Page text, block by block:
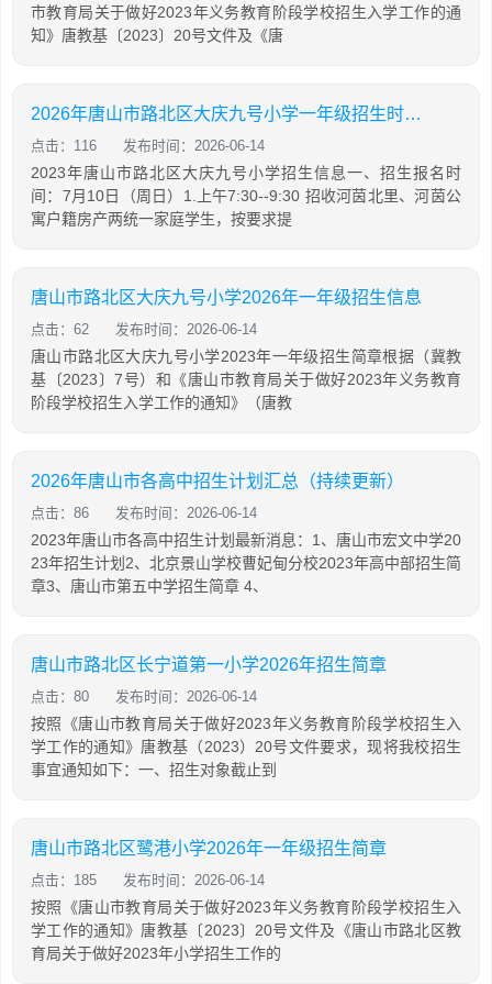
市教育局关于做好2023年义务教育阶段学校招生入学工作的通
知》唐教基〔2023〕20号文件及《唐
2026年唐山市路北区大庆九号小学一年级招生时间+地点
点击：116 发布时间：2026-06-14
2023年唐山市路北区大庆九号小学招生信息一、招生报名时
间：7月10日（周日）1.上午7:30--9:30 招收河茵北里、河茵公
寓户籍房产两统一家庭学生，按要求提
唐山市路北区大庆九号小学2026年一年级招生信息
点击：62 发布时间：2026-06-14
唐山市路北区大庆九号小学2023年一年级招生简章根据（冀教
基〔2023〕7号）和《唐山市教育局关于做好2023年义务教育
阶段学校招生入学工作的通知》（唐教
2026年唐山市各高中招生计划汇总（持续更新）
点击：86 发布时间：2026-06-14
2023年唐山市各高中招生计划最新消息：1、唐山市宏文中学20
23年招生计划2、北京景山学校曹妃甸分校2023年高中部招生简
章3、唐山市第五中学招生简章 4、
唐山市路北区长宁道第一小学2026年招生简章
点击：80 发布时间：2026-06-14
按照《唐山市教育局关于做好2023年义务教育阶段学校招生入
学工作的通知》唐教基（2023）20号文件要求，现将我校招生
事宜通知如下：一、招生对象截止到
唐山市路北区鹭港小学2026年一年级招生简章
点击：185 发布时间：2026-06-14
按照《唐山市教育局关于做好2023年义务教育阶段学校招生入
学工作的通知》唐教基〔2023〕20号文件及《唐山市路北区教
育局关于做好2023年小学招生工作的